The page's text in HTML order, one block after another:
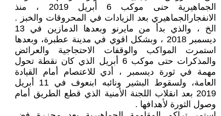
الجماهيرية حنى موكب 6 أبريل 2019 ، منذ
الانفجارالجماهيري بعد الزيادات في المحروقات والخبز .
الخ ، والذي بدأ من مايرنو وبعدها الدمازين في 13
ديسمبر 2018 ، وبشكل اقوي في مدينة عطبرة، وبعدها
استمرت المواكب والوقفات الاحتجاجية والعرائض
والمذكرات حتى موكب 6 أبريل الذي كان نقطة تحول
مهمة في ثورة ديسمبر ، أدي للاعتصام أمام القيادة
العامة، ولسقوط البشير ونائبه ابنعوف في 11 أبريل
2019 بعد انقلاب اللجنة الأمنية الذي قطع الطريق أمام
وصول الثورة لأهدافها .